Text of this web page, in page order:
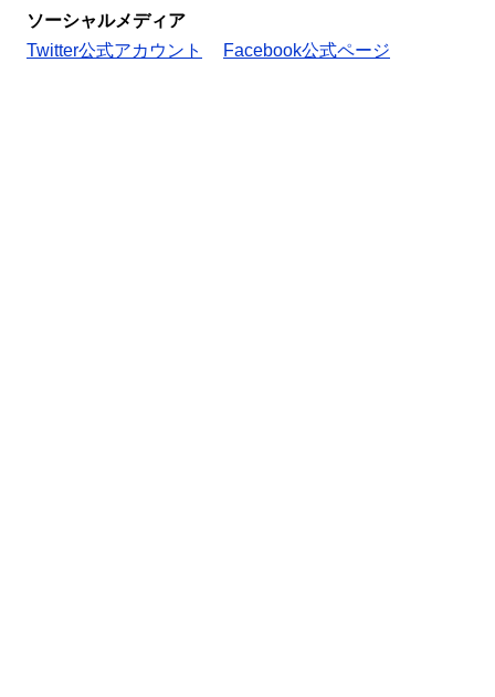
ソーシャルメディア
Twitter公式アカウント
Facebook公式ページ